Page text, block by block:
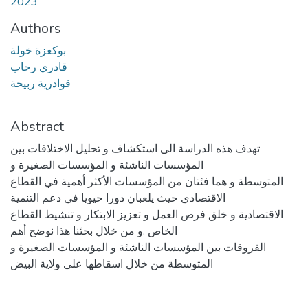
Authors
بوكعزة خولة
قادري رحاب
قوادرية ربيحة
Abstract
تهدف هذه الدراسة الى استكشاف و تحليل الاختلافات بين
المؤسسات الناشئة و المؤسسات الصغيرة و
المتوسطة و هما فئتان من المؤسسات الأكثر أهمية في القطاع
الاقتصادي حيث يلعبان دورا حيويا في دعم التنمية
الاقتصادية و خلق فرص العمل و تعزيز الابتكار و تنشيط القطاع
الخاص .و من خلال بحثنا هذا نوضح أهم
الفروقات بين المؤسسات الناشئة و المؤسسات الصغيرة و
المتوسطة من خلال اسقاطها على ولاية البيض